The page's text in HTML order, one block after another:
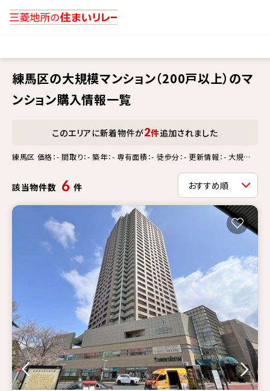
練馬区の大規模マンション（200戸以上）のマ
ンション購入情報一覧
このエリアに新着物件が2件追加されました
練馬区 価格：- 間取り：- 築年：- 専有面積：- 徒歩分：- 更新情報：- 大規模
該当物件数 6 件